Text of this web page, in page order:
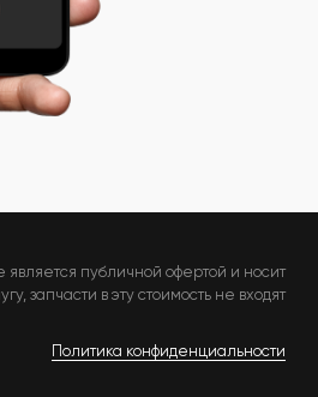
публичной офертой и носит
запчасти в эту стоимость не входят
Политика конфиденциальности